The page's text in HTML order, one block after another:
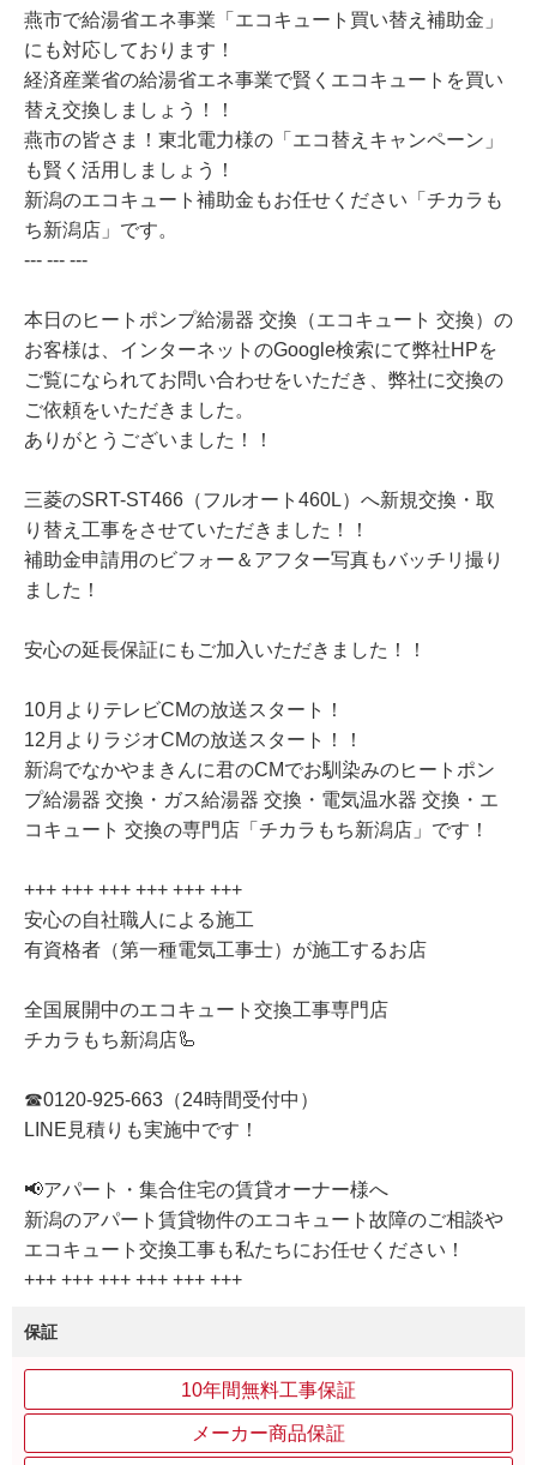
燕市で給湯省エネ事業「エコキュート買い替え補助金」
にも対応しております！
経済産業省の給湯省エネ事業で賢くエコキュートを買い
替え交換しましょう！！
燕市の皆さま！東北電力様の「エコ替えキャンペーン」
も賢く活用しましょう！
新潟のエコキュート補助金もお任せください「チカラも
ち新潟店」です。
--- --- ---
本日のヒートポンプ給湯器 交換（エコキュート 交換）の
お客様は、インターネットのGoogle検索にて弊社HPを
ご覧になられてお問い合わせをいただき、弊社に交換の
ご依頼をいただきました。
ありがとうございました！！
三菱のSRT-ST466（フルオート460L）へ新規交換・取
り替え工事をさせていただきました！！
補助金申請用のビフォー＆アフター写真もバッチリ撮り
ました！
安心の延長保証にもご加入いただきました！！
10月よりテレビCMの放送スタート！
12月よりラジオCMの放送スタート！！
新潟でなかやまきんに君のCMでお馴染みのヒートポン
プ給湯器 交換・ガス給湯器 交換・電気温水器 交換・エ
コキュート 交換の専門店「チカラもち新潟店」です！
+++ +++ +++ +++ +++ +++
安心の自社職人による施工
有資格者（第一種電気工事士）が施工するお店
全国展開中のエコキュート交換工事専門店
チカラもち新潟店🦾
☎0120-925-663（24時間受付中）
LINE見積りも実施中です！
📢アパート・集合住宅の賃貸オーナー様へ
新潟のアパート賃貸物件のエコキュート故障のご相談や
エコキュート交換工事も私たちにお任せください！
+++ +++ +++ +++ +++ +++
保証
10年間無料工事保証
メーカー商品保証